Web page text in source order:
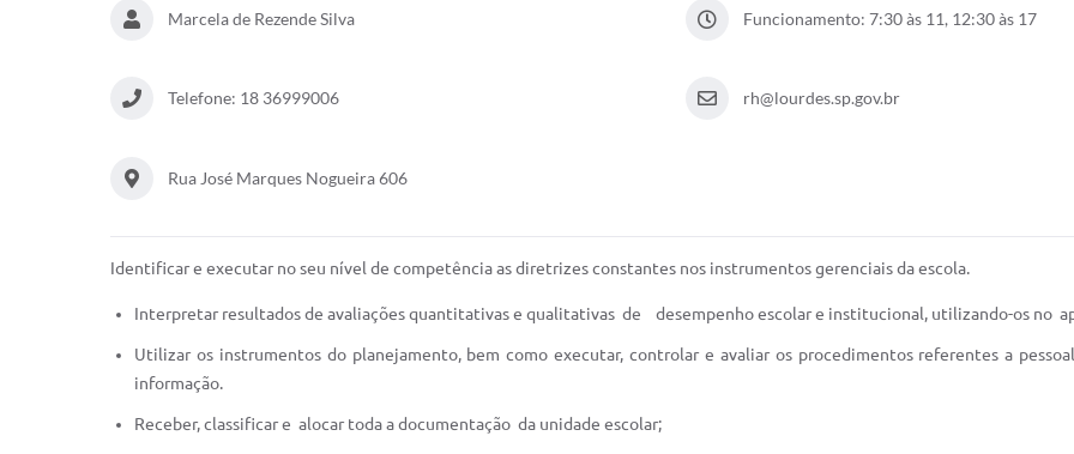
Marcela de Rezende Silva Funcionamento: 7:30 às 11, 12:30 às 17
Telefone: 18 36999006 rh@lourdes.sp.gov.br
Rua José Marques Nogueira 606
Identificar e executar no seu nível de competência as diretrizes constantes nos instrumentos gerenciais da escola.
Interpretar resultados de avaliações quantitativas e qualitativas de desempenho escolar e institucional, utilizando-os no
Utilizar os instrumentos do planejamento, bem como executar, controlar e avaliar os procedimentos referentes a
informação.
Receber, classificar e alocar toda a documentação da unidade escolar;